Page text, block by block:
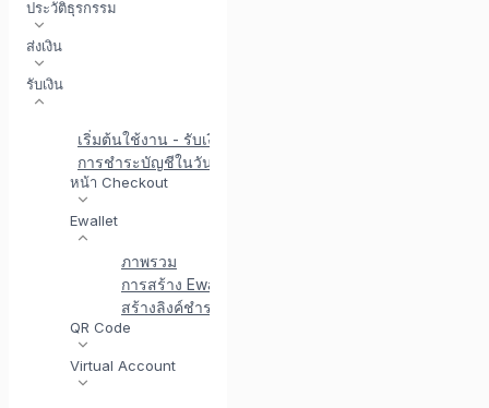
ประวัติธุรกรรม
ส่งเงิน
รับเงิน
เริ่มต้นใช้งาน - รับเงิน
การชำระบัญชีในวันเดียวกัน
หน้า Checkout
Ewallet
ภาพรวม
การสร้าง Ewallet การชำระเงิน / เปลี่ยนเส้นทางแบบครั้
สร้างลิงค์ชำระเงิน Ewallet API
QR Code
Virtual Account